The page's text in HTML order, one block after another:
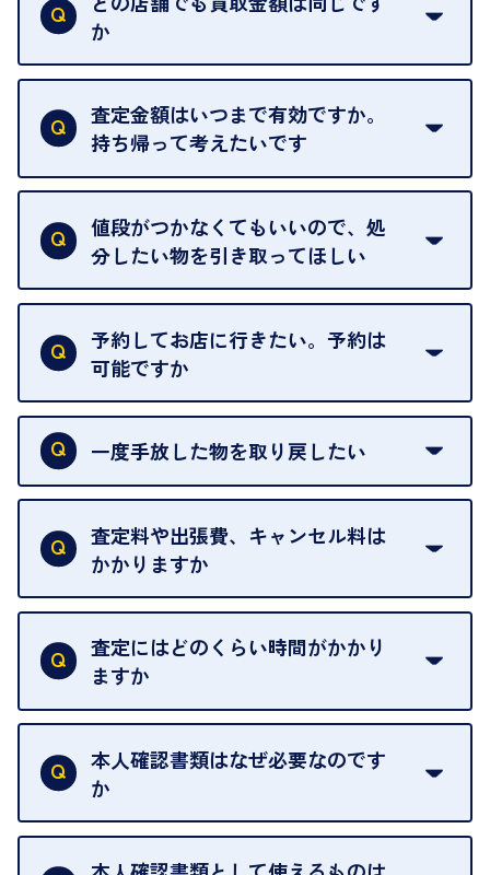
ご指定の場所にお伺いします。
か
はい。全店舗一律です。
ただし、中古市場は日々変動するため、査定した日
によって査定額が変わることはございます。
査定金額はいつまで有効ですか。
持ち帰って考えたいです
査定額は当日限り有効です。
中古市場が日々変動するため、翌日には査定額が変
わることがございます。
値段がつかなくてもいいので、処
分したい物を引き取ってほしい
再販不可能な物は、場合によってはお断りすること
がございます。ご了承ください。
予約してお店に行きたい。予約は
可能ですか
申し訳ありませんが、現在はご来店の予約は承って
おりません。
を整えておりますので、お好きな時にお越しくださ
い。
お急ぎの場合はスタッフに一言お声がけください。
可能な限り、迅速に対応させていただきます。
一度手放した物を取り戻したい
当店は質店ではありませんので、買い取ったお品物
は基本的に販売へと回されます。買い戻しはできま
せんので、ご了承ください。
グオフが可能です。
契約破棄という形で、お品物をお戻しすることがで
きます。
売却当日を含む8日間のうちに、お気軽にお申し出
出張買取のお品物は、8日間保管しております。
査定料や出張費、キャンセル料は
かかりますか
一切いただいておりません。査定金額にご納得いた
だけない場合は、その場でお断りいただいても問題
ございません。お気軽にご相談ください。
査定にはどのくらい時間がかかり
ますか
お品物の内容や点数によって異なりますが、店頭買
取の場合は1点あたり数分程度が目安です。大量の
お品物の場合は、お時間をいただくことがございま
本人確認書類はなぜ必要なのです
か
買取店は古物営業法により、お客様のご本人確認を
行うことが義務付けられています。安心してお取引